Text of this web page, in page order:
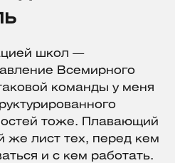
школ —
Всемирного
команды у меня
тоже. Плавающий
же лист тех, перед кем
и с кем работать.